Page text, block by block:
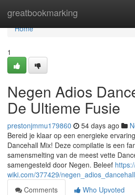
greatbookmarking
Home
Home
1
Negen Adios
De Ultieme Fusie
prestonjmmu179860 54 days ago
Bereid je klaar op een energieke
Dancehall Mix! Deze compilatie is een
samensmelting van de meest vette
samengesteld door Negen. Beleef
wiki.com/377429/
Comments
Who Upvoted